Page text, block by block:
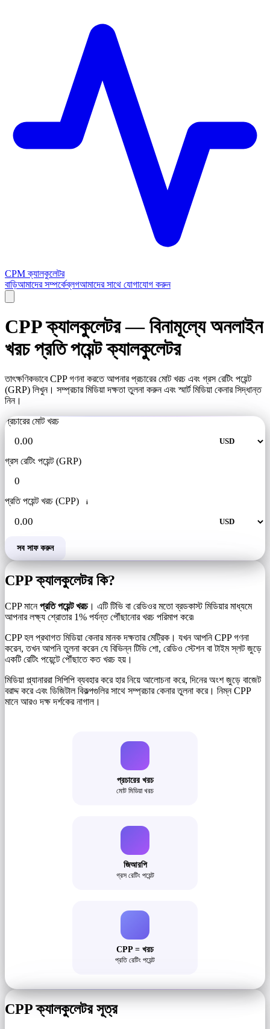
CPM ক্যালকুলেটর
বাড়িআমাদের সম্পর্কেব্লগআমাদের সাথে যোগাযোগ করুন
CPP ক্যালকুলেটর — বিনামূল্যে অনলাইন
খরচ প্রতি পয়েন্ট ক্যালকুলেটর
তাৎক্ষণিকভাবে CPP গণনা করতে আপনার প্রচারের মোট খরচ এবং গ্রস রেটিং পয়েন্ট
(GRP) লিখুন। সম্প্রচার মিডিয়া দক্ষতা তুলনা করুন এবং স্মার্ট মিডিয়া কেনার সিদ্ধান্ত
নিন।
প্রচারের মোট খরচ
গ্রস রেটিং পয়েন্ট (GRP)
প্রতি পয়েন্ট খরচ (CPP) i
সব সাফ করুন
CPP ক্যালকুলেটর কি?
CPP মানেপ্রতি পয়েন্ট খরচ। এটি টিভি বা রেডিওর মতো ব্রডকাস্ট মিডিয়ার মাধ্যমে
আপনার লক্ষ্য শ্রোতার 1% পর্যন্ত পৌঁছানোর খরচ পরিমাপ করে৷
CPP হল প্রথাগত মিডিয়া কেনার মানক দক্ষতার মেট্রিক। যখন আপনি CPP গণনা
করেন, তখন আপনি তুলনা করেন যে বিভিন্ন টিভি শো, রেডিও স্টেশন বা টাইম স্লট জুড়ে
একটি রেটিং পয়েন্টে পৌঁছাতে কত খরচ হয়।
মিডিয়া প্ল্যানাররা সিপিপি ব্যবহার করে হার নিয়ে আলোচনা করে, দিনের অংশ জুড়ে বাজেট
বরাদ্দ করে এবং ডিজিটাল বিকল্পগুলির সাথে সম্প্রচার কেনার তুলনা করে। নিম্ন CPP
মানে আরও দক্ষ দর্শকের নাগাল।
প্রচারের খরচ
মোট মিডিয়া খরচ
জিআরপি
গ্রস রেটিং পয়েন্ট
CPP = খরচ
প্রতি রেটিং পয়েন্ট
CPP ক্যালকুলেটর সূত্র